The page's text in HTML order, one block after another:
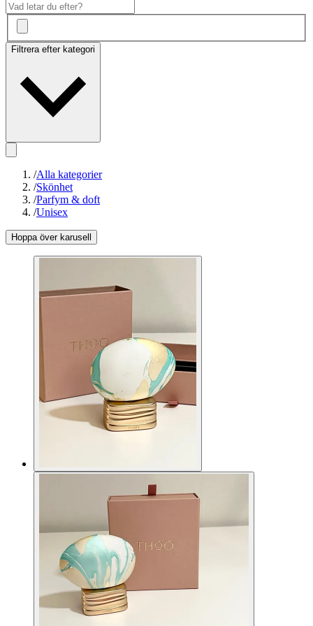
Filtrera efter kategori
/Alla kategorier
/Skönhet
/Parfym & doft
/Unisex
Hoppa över karusell